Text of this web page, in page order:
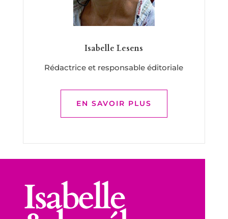
Isabelle Lesens
Rédactrice et responsable éditoriale
EN SAVOIR PLUS